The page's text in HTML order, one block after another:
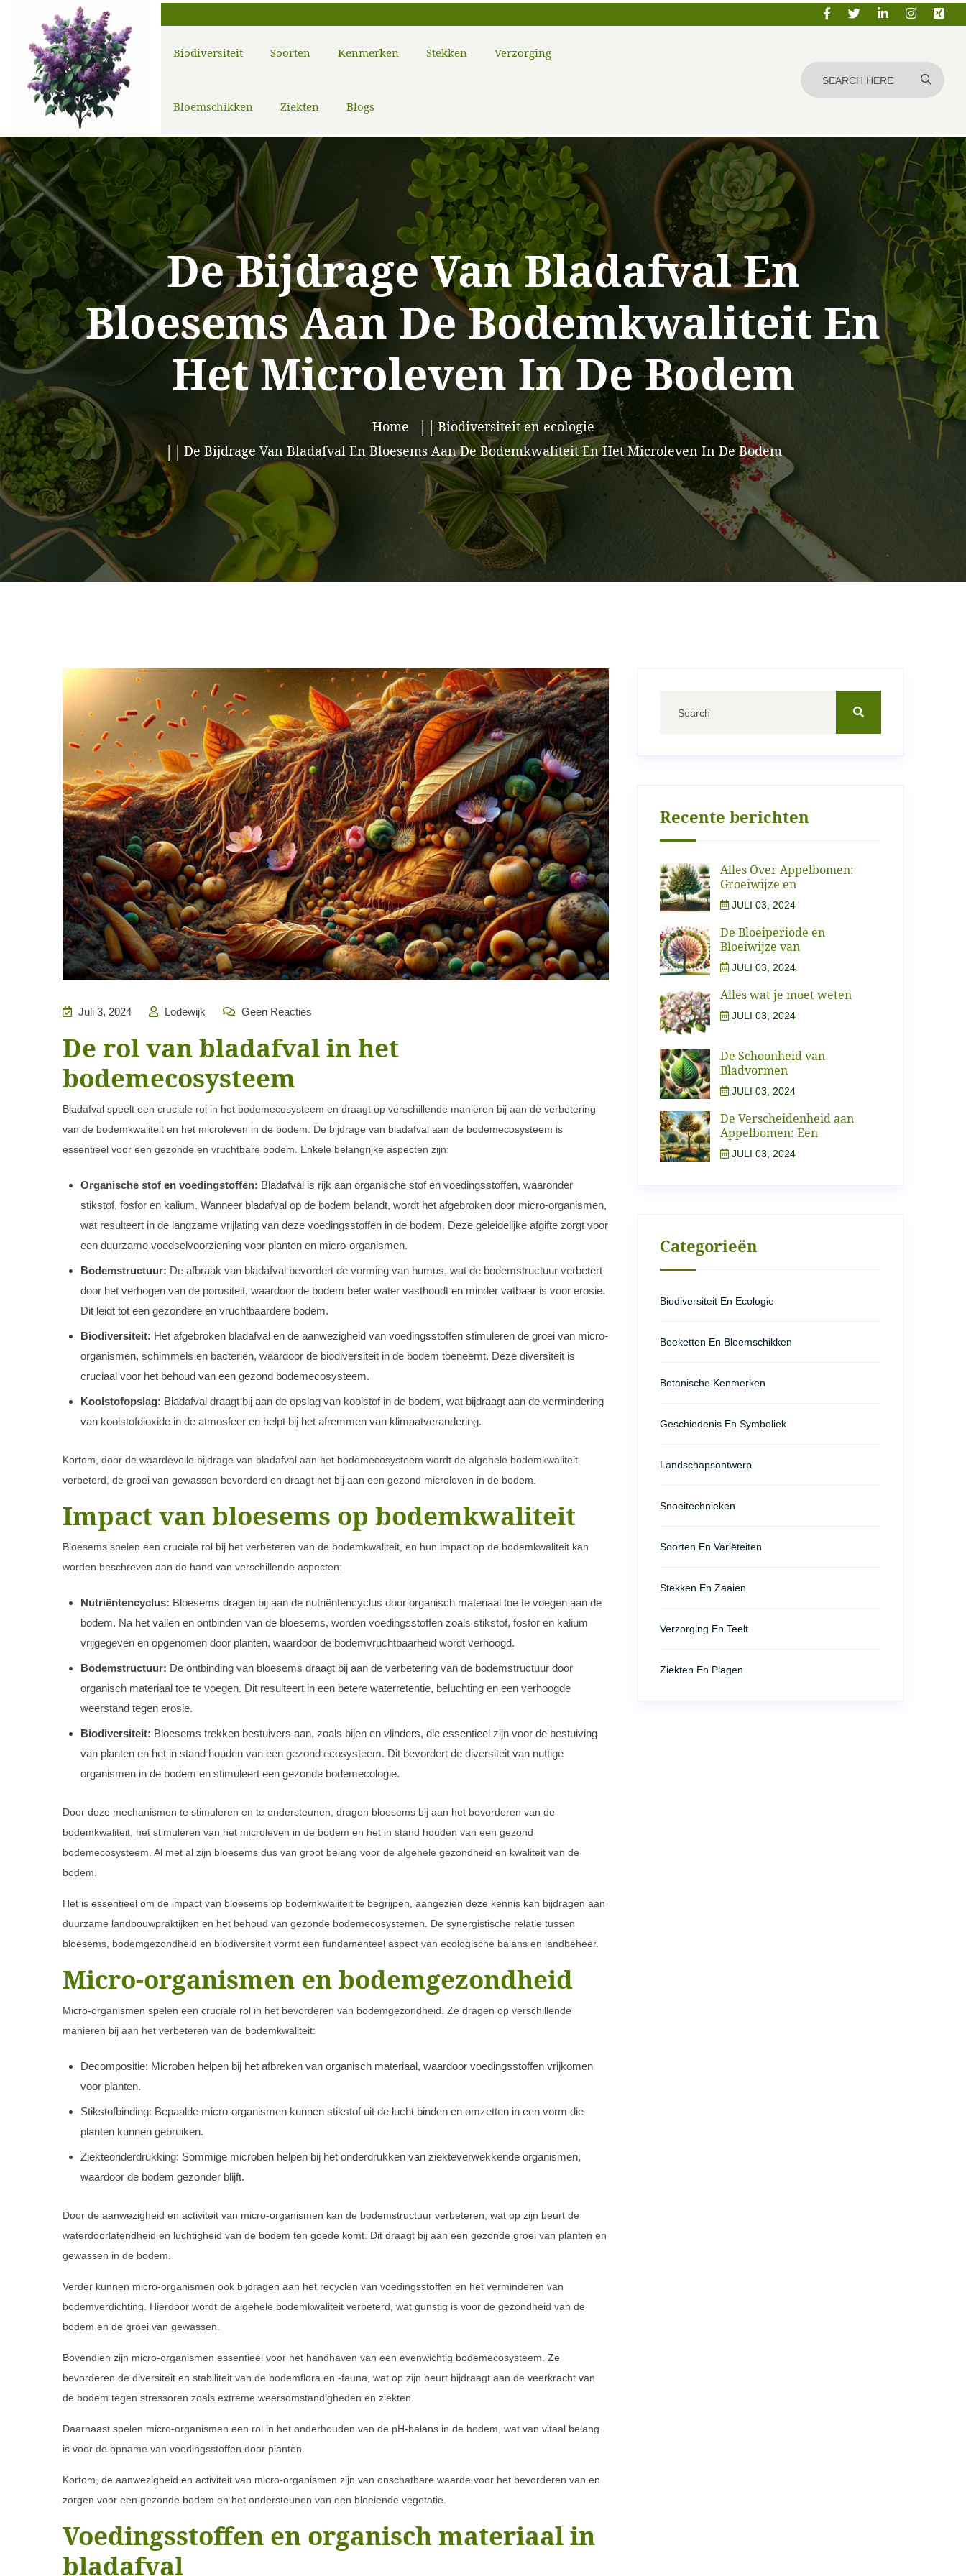
Biodiversiteit Soorten Kenmerken Stekken Verzorging
Bloemschikken Ziekten Blogs
De Bijdrage Van Bladafval En
Bloesems Aan De Bodemkwaliteit En
Het Microleven In De Bodem
Home
Biodiversiteit en ecologie
De Bijdrage Van Bladafval En Bloesems Aan De Bodemkwaliteit En Het Microleven In De Bodem
Juli 3, 2024 Lodewijk Geen Reacties
De rol van bladafval in het
bodemecosysteem
Bladafval speelt een cruciale rol in het bodemecosysteem en draagt op verschillende manieren bij aan de verbetering
van de bodemkwaliteit en het microleven in de bodem. De bijdrage van bladafval aan de bodemecosysteem is
essentieel voor een gezonde en vruchtbare bodem. Enkele belangrijke aspecten zijn:
Organische stof en voedingstoffen: Bladafval is rijk aan organische stof en voedingsstoffen, waaronder
stikstof, fosfor en kalium. Wanneer bladafval op de bodem belandt, wordt het afgebroken door micro-organismen,
wat resulteert in de langzame vrijlating van deze voedingsstoffen in de bodem. Deze geleidelijke afgifte zorgt voor
een duurzame voedselvoorziening voor planten en micro-organismen.
Bodemstructuur: De afbraak van bladafval bevordert de vorming van humus, wat de bodemstructuur verbetert
door het verhogen van de porositeit, waardoor de bodem beter water vasthoudt en minder vatbaar is voor erosie.
Dit leidt tot een gezondere en vruchtbaardere bodem.
Biodiversiteit: Het afgebroken bladafval en de aanwezigheid van voedingsstoffen stimuleren de groei van micro-
organismen, schimmels en bacteriën, waardoor de biodiversiteit in de bodem toeneemt. Deze diversiteit is
cruciaal voor het behoud van een gezond bodemecosysteem.
Koolstofopslag: Bladafval draagt bij aan de opslag van koolstof in de bodem, wat bijdraagt aan de vermindering
van koolstofdioxide in de atmosfeer en helpt bij het afremmen van klimaatverandering.
Kortom, door de waardevolle bijdrage van bladafval aan het bodemecosysteem wordt de algehele bodemkwaliteit
verbeterd, de groei van gewassen bevorderd en draagt het bij aan een gezond microleven in de bodem.
Impact van bloesems op bodemkwaliteit
Bloesems spelen een cruciale rol bij het verbeteren van de bodemkwaliteit, en hun impact op de bodemkwaliteit kan
worden beschreven aan de hand van verschillende aspecten:
Nutriëntencyclus: Bloesems dragen bij aan de nutriëntencyclus door organisch materiaal toe te voegen aan de
bodem. Na het vallen en ontbinden van de bloesems, worden voedingsstoffen zoals stikstof, fosfor en kalium
vrijgegeven en opgenomen door planten, waardoor de bodemvruchtbaarheid wordt verhoogd.
Bodemstructuur: De ontbinding van bloesems draagt bij aan de verbetering van de bodemstructuur door
organisch materiaal toe te voegen. Dit resulteert in een betere waterretentie, beluchting en een verhoogde
weerstand tegen erosie.
Biodiversiteit: Bloesems trekken bestuivers aan, zoals bijen en vlinders, die essentieel zijn voor de bestuiving
van planten en het in stand houden van een gezond ecosysteem. Dit bevordert de diversiteit van nuttige
organismen in de bodem en stimuleert een gezonde bodemecologie.
Door deze mechanismen te stimuleren en te ondersteunen, dragen bloesems bij aan het bevorderen van de
bodemkwaliteit, het stimuleren van het microleven in de bodem en het in stand houden van een gezond
bodemecosysteem. Al met al zijn bloesems dus van groot belang voor de algehele gezondheid en kwaliteit van de
bodem.
Het is essentieel om de impact van bloesems op bodemkwaliteit te begrijpen, aangezien deze kennis kan bijdragen aan
duurzame landbouwpraktijken en het behoud van gezonde bodemecosystemen. De synergistische relatie tussen
bloesems, bodemgezondheid en biodiversiteit vormt een fundamenteel aspect van ecologische balans en landbeheer.
Micro-organismen en bodemgezondheid
Micro-organismen spelen een cruciale rol in het bevorderen van bodemgezondheid. Ze dragen op verschillende
manieren bij aan het verbeteren van de bodemkwaliteit:
Decompositie: Microben helpen bij het afbreken van organisch materiaal, waardoor voedingsstoffen vrijkomen
voor planten.
Stikstofbinding: Bepaalde micro-organismen kunnen stikstof uit de lucht binden en omzetten in een vorm die
planten kunnen gebruiken.
Ziekteonderdrukking: Sommige microben helpen bij het onderdrukken van ziekteverwekkende organismen,
waardoor de bodem gezonder blijft.
Door de aanwezigheid en activiteit van micro-organismen kan de bodemstructuur verbeteren, wat op zijn beurt de
waterdoorlatendheid en luchtigheid van de bodem ten goede komt. Dit draagt bij aan een gezonde groei van planten en
gewassen in de bodem.
Verder kunnen micro-organismen ook bijdragen aan het recyclen van voedingsstoffen en het verminderen van
bodemverdichting. Hierdoor wordt de algehele bodemkwaliteit verbeterd, wat gunstig is voor de gezondheid van de
bodem en de groei van gewassen.
Bovendien zijn micro-organismen essentieel voor het handhaven van een evenwichtig bodemecosysteem. Ze
bevorderen de diversiteit en stabiliteit van de bodemflora en -fauna, wat op zijn beurt bijdraagt aan de veerkracht van
de bodem tegen stressoren zoals extreme weersomstandigheden en ziekten.
Daarnaast spelen micro-organismen een rol in het onderhouden van de pH-balans in de bodem, wat van vitaal belang
is voor de opname van voedingsstoffen door planten.
Kortom, de aanwezigheid en activiteit van micro-organismen zijn van onschatbare waarde voor het bevorderen van en
zorgen voor een gezonde bodem en het ondersteunen van een bloeiende vegetatie.
Voedingsstoffen en organisch materiaal in
bladafval
Recente berichten
Alles Over Appelbomen:
Groeiwijze en
JULI 03, 2024
De Bloeiperiode en
Bloeiwijze van
JULI 03, 2024
Alles wat je moet weten
JULI 03, 2024
De Schoonheid van
Bladvormen
JULI 03, 2024
De Verscheidenheid aan
Appelbomen: Een
JULI 03, 2024
Categorieën
Biodiversiteit En Ecologie
Boeketten En Bloemschikken
Botanische Kenmerken
Geschiedenis En Symboliek
Landschapsontwerp
Snoeitechnieken
Soorten En Variëteiten
Stekken En Zaaien
Verzorging En Teelt
Ziekten En Plagen